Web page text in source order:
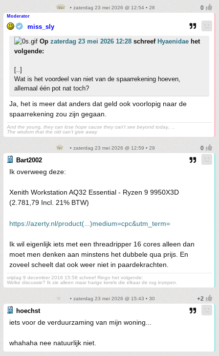
• zaterdag 23 mei 2026 @ 12:54 • 28
Moderator
miss_sly
Op zaterdag 23 mei 2026 12:28 schreef Hyaenidae het
volgende:
[..]
Wat is het voordeel van niet van de spaarrekening hoeven,
allemaal één pot nat toch?
Ja, het is meer dat anders dat geld ook voorlopig naar de
spaarrekening zou zijn gegaan.
And the young, they can lose hope cause they can't see beyond today,. ..
The wisdom that the old can't give away
• zaterdag 23 mei 2026 @ 12:59 • 29
Bart2002
Ik overweeg deze:
Xenith Workstation AQ32 Essential - Ryzen 9 9950X3D
(2.781,79 Incl. 21% BTW)
https://azerty.nl/product(...)medium=cpc&utm_term=
Ik wil eigenlijk iets met een threadripper 16 cores alleen dan
moet men denken aan minstens het dubbele qua prijs. En
zoveel scheelt dat ook weer niet in paardekrachten.
vrijdag 9 december 2016 15:58 schreef Ringo het volgende:
Welke discussie? Ik zie alleen maar harige kerels die elkaar de rug inzepen.
• zaterdag 23 mei 2026 @ 15:43 • 30
hoechst
iets voor de verduurzaming van mijn woning...
whahaha nee natuurlijk niet.